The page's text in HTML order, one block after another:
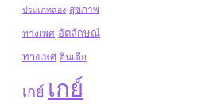
ประเภทสอง สุขภาพ
ทางเพศ อัตลักษณ์
ทางเพศ อินเดีย
เกย์ เกย์